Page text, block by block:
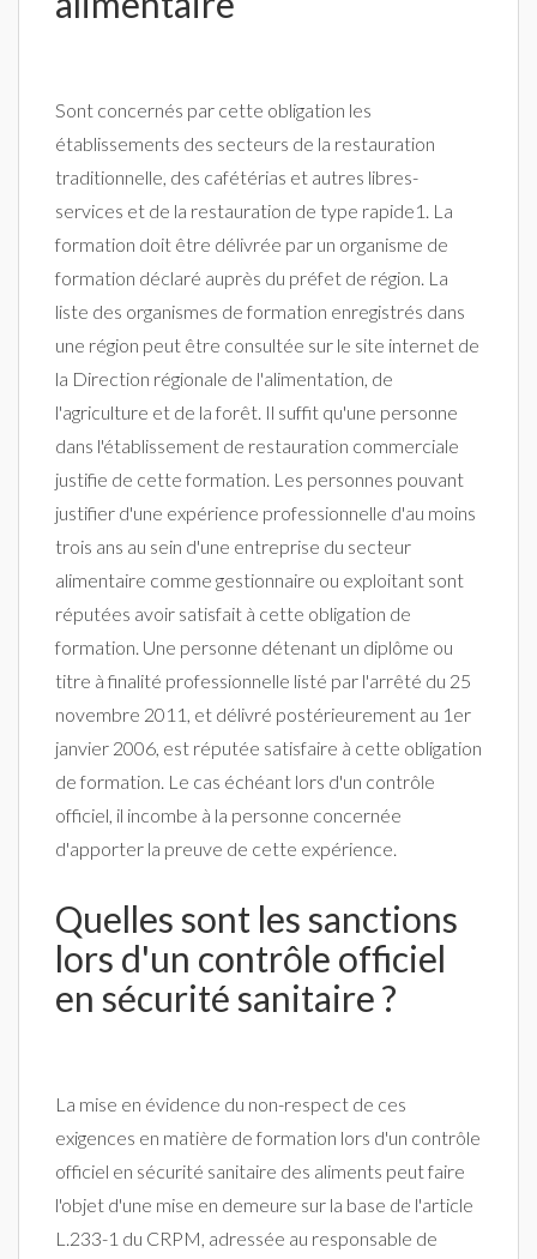
Sont concernés par cette obligation les
établissements des secteurs de la restauration
traditionnelle, des cafétérias et autres libres-
services et de la restauration de type rapide1. La
formation doit être délivrée par un organisme de
formation déclaré auprès du préfet de région. La
liste des organismes de formation enregistrés dans
une région peut être consultée sur le site internet de
la Direction régionale de l'alimentation, de
l'agriculture et de la forêt. Il suffit qu'une personne
dans l'établissement de restauration commerciale
justifie de cette formation. Les personnes pouvant
justifier d'une expérience professionnelle d'au moins
trois ans au sein d'une entreprise du secteur
alimentaire comme gestionnaire ou exploitant sont
réputées avoir satisfait à cette obligation de
formation. Une personne détenant un diplôme ou
titre à finalité professionnelle listé par l'arrêté du 25
novembre 2011, et délivré postérieurement au 1er
janvier 2006, est réputée satisfaire à cette obligation
de formation. Le cas échéant lors d'un contrôle
officiel, il incombe à la personne concernée
d'apporter la preuve de cette expérience.
Quelles sont les sanctions
lors d'un contrôle officiel
en sécurité sanitaire ?
La mise en évidence du non-respect de ces
exigences en matière de formation lors d'un contrôle
officiel en sécurité sanitaire des aliments peut faire
l'objet d'une mise en demeure sur la base de l'article
L.233-1 du CRPM, adressée au responsable de